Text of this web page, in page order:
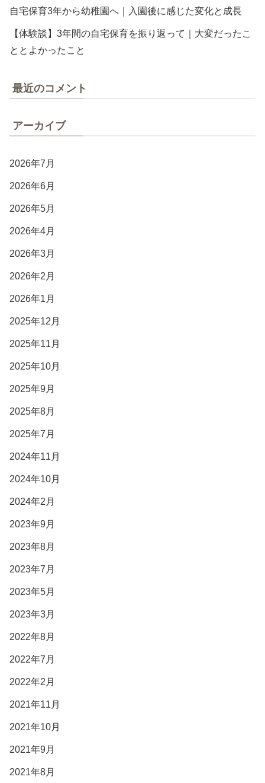
自宅保育3年から幼稚園へ｜入園後に感じた変化と成長
【体験談】3年間の自宅保育を振り返って｜大変だったこ
ととよかったこと
最近のコメント
アーカイブ
2026年7月
2026年6月
2026年5月
2026年4月
2026年3月
2026年2月
2026年1月
2025年12月
2025年11月
2025年10月
2025年9月
2025年8月
2025年7月
2024年11月
2024年10月
2024年2月
2023年9月
2023年8月
2023年7月
2023年5月
2023年3月
2022年8月
2022年7月
2022年2月
2021年11月
2021年10月
2021年9月
2021年8月